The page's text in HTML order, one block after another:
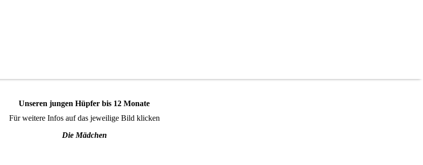
Unseren jungen Hüpfer bis 12 Monate
Für weitere Infos auf das jeweilige Bild klicken
Die Mädchen